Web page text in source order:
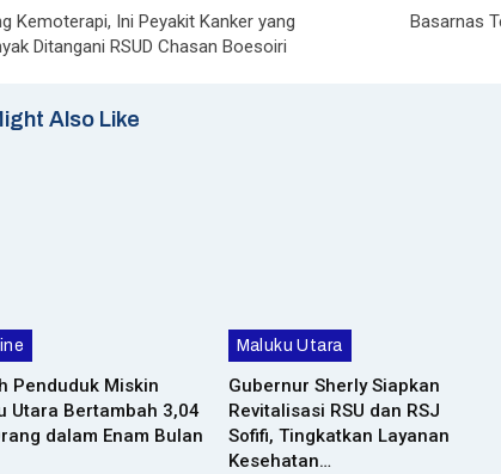
Kemoterapi, Ini Peyakit Kanker yang
Ditangani RSUD Chasan Boesoiri
Basarnas
Also Like
Penduduk Miskin
Utara Bertambah 3,04
dalam Enam Bulan
Maluku Utara
Gubernur Sherly Siapkan
Revitalisasi RSU dan RSJ
Sofifi, Tingkatkan Layanan
Kesehatan…